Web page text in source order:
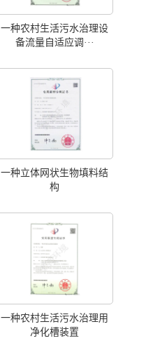
一种农村生活污水治理设
备流量自适应调···
一种立体网状生物填料结
构
一种农村生活污水治理用
净化槽装置